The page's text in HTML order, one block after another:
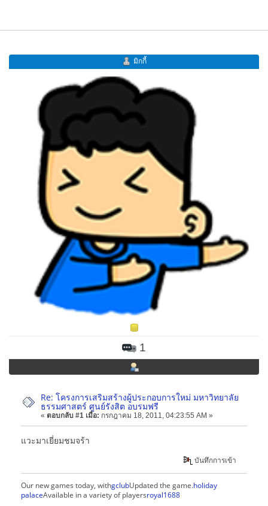
มิกกี้
1
Re: โครงการเสริมสร้างผู้ประกอบการใหม่ มหาวิทยาลัย
ธรรมศาสตร์ ศูนย์รังสิต อบรมฟรี
« ตอบกลับ #1 เมื่อ: กรกฎาคม 18, 2011, 04:23:55 AM »
แวะมาเยี่ยมชมจร้า
บันทึกการเข้า
Our new games today, withgclubUpdated the game.holiday
palaceAvailable in a variety of playersroyal1688